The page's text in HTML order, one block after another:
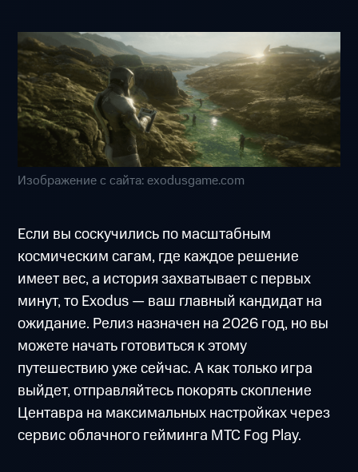
Изображение с сайта: exodusgame.com
Если вы соскучились по масштабным
космическим сагам, где каждое решение
имеет вес, а история захватывает с первых
минут, то Exodus — ваш главный кандидат на
ожидание. Релиз назначен на 2026 год, но вы
можете начать готовиться к этому
путешествию уже сейчас. А как только игра
выйдет, отправляйтесь покорять скопление
Центавра на максимальных настройках через
сервис облачного гейминга МТС Fog Play.